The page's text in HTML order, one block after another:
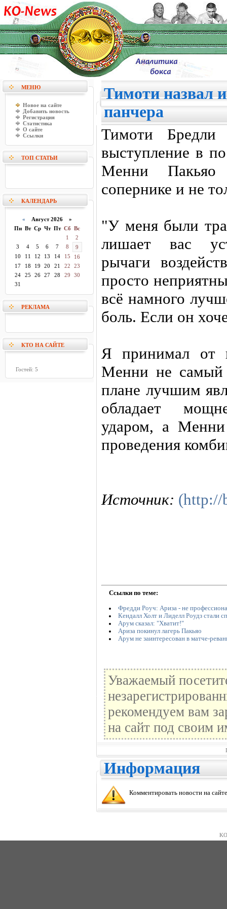
МЕНЮ
Новое на сайте
Добавить новость
Регистрация
Статистика
О сайте
Ссылки
ТОП СТАТЬИ
КАЛЕНДАРЬ
« Август 2026 »
Пн Вт Ср Чт Пт Сб Вс
1
2
3
4 5 6 7 8
9
10
11 12 13 14 15
16
17
18 19 20 21 22
23
24
25 26 27 28 29
30
31
РЕКЛАМА
КТО НА САЙТЕ
Гостей: 5
Тимоти назвал
панчера
Тимоти Бредли
выступление в
Менни Пакьяо
сопернике и не
"У меня были
лишает вас
рычаги
просто
всё намного
боль. Если он
Я принимал от
Менни не самый
плане лучшим
обладает
ударом, а Менни
проведения
Источник: (http://
Ссылки по теме:
Фредди Роуч: Ариза - не
Кендалл Холт и Лиделл Роудз стали
Арум сказал: "Хватит!"
Ариза покинул лагерь Пакьяо
Арум не заинтересован в матче-
Уважаемый
рекомендуем вам
на сайт под своим
Информация
Комментировать новости на